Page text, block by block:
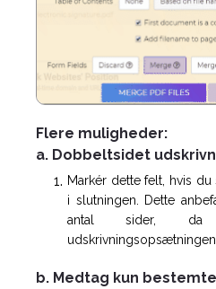
Flere muligheder:
a. Dobbeltsidet
Markér dette felt, hvis
i slutningen. Dette
antal sider,
udskrivningsopsætningen.
b. Medtag kun